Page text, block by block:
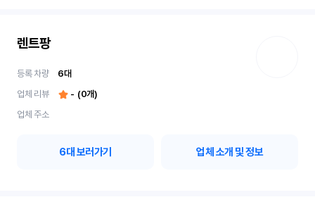
렌트팡
등록 차량 6대
업체 리뷰
- (0개)
업체 주소
6대 보러가기 업체 소개 및 정보